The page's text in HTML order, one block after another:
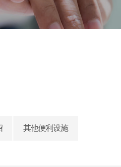
其他便利设施